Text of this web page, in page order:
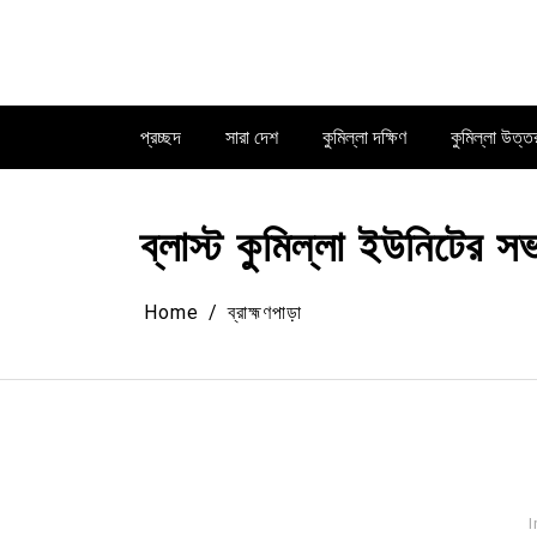
প্রচ্ছদ সারা দেশ কুমিল্লা দক্ষিণ কুমিল্লা
ব্লাস্ট কুমিল্লা ইউনিটের
Home ব্রাহ্মণপাড়া